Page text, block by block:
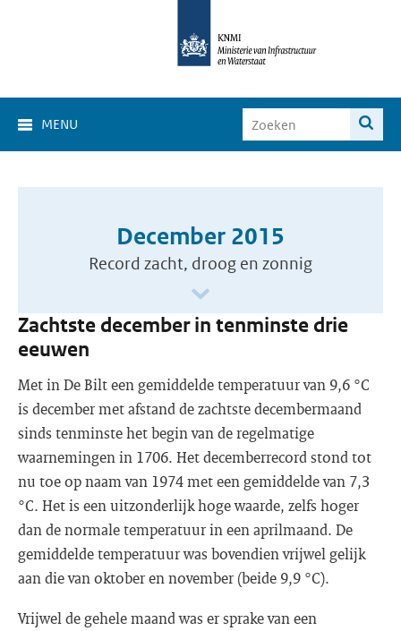
MENU
December 2015
Record zacht, droog en zonnig
Zachtste december in tenminste drie
eeuwen
Met in De Bilt een gemiddelde temperatuur van 9,6 °C
is december met afstand de zachtste decembermaand
sinds tenminste het begin van de regelmatige
waarnemingen in 1706. Het decemberrecord stond tot
nu toe op naam van 1974 met een gemiddelde van 7,3
°C. Het is een uitzonderlijk hoge waarde, zelfs hoger
dan de normale temperatuur in een aprilmaand. De
gemiddelde temperatuur was bovendien vrijwel gelijk
aan die van oktober en november (beide 9,9 °C).
Vrijwel de gehele maand was er sprake van een